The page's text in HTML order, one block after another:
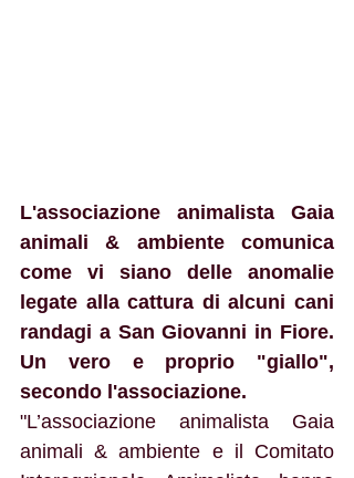
L'associazione animalista Gaia
animali & ambiente comunica
come vi siano delle anomalie
legate alla cattura di alcuni cani
randagi a San Giovanni in Fiore.
Un vero e proprio "giallo",
secondo l'associazione.
"L’associazione animalista Gaia
animali & ambiente e il Comitato